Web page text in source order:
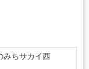
みちサカイ西